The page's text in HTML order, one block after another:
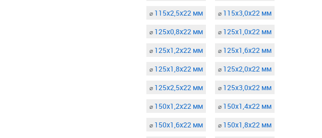
⌀115х2,5х22 мм ⌀115х3,0х22 мм
⌀125х0,8х22 мм ⌀125х1,0х22 мм
⌀125х1,2х22 мм ⌀125х1,6х22 мм
⌀125х1,8х22 мм ⌀125х2,0х22 мм
⌀125х2,5х22 мм ⌀125х3,0х22 мм
⌀150х1,2х22 мм ⌀150х1,4х22 мм
⌀150х1,6х22 мм ⌀150х1,8х22 мм